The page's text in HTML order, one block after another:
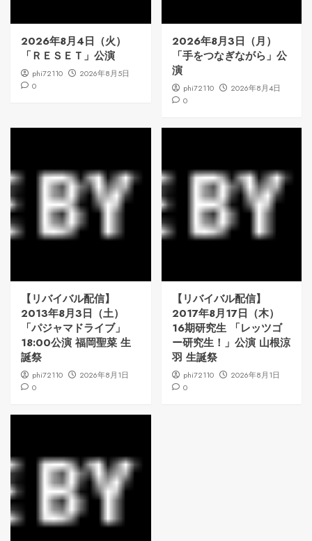
2026年8月4日（火）
「ＲＥＳＥＴ」公演
phi72110
2026年8月5日
0
2026年8月3日（月）
「手をつなぎながら」公
演
phi72110
2026年8月4日
0
【リバイバル配信】
2013年8月3日（土）
「パジャマドライブ」
18:00公演 福岡聖菜 生
誕祭
phi72110
2026年8月1日
0
【リバイバル配信】
2017年8月17日（木）
16期研究生 「レッツゴ
ー研究生！」公演 山根涼
羽 生誕祭
phi72110
2026年8月1日
0